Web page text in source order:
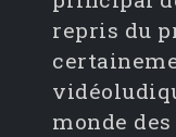
repris du
monde